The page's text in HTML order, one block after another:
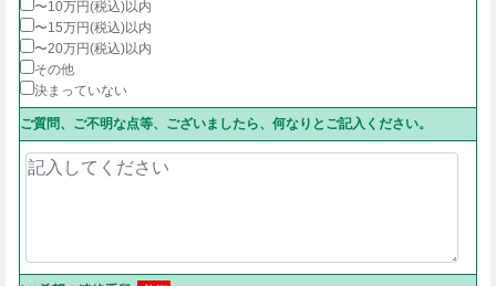
〜10万円(税込)以内
〜15万円(税込)以内
〜20万円(税込)以内
その他
決まっていない
ご質問、ご不明な点等、ございましたら、何なりとご記入ください。